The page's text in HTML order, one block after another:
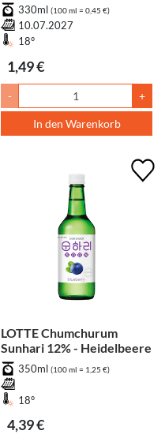
330ml (100 ml = 0,45 €)
10.07.2027
18°
1,49 €
- +
In den Warenkorb
LOTTE Chumchurum
Sunhari 12% - Heidelbeere
350ml (100 ml = 1,25 €)
18°
4,39 €